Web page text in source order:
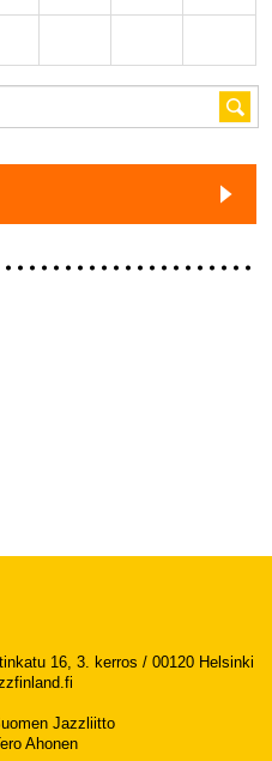
16, 3. kerros / 00120 Helsinki
Jazzliitto
Ahonen